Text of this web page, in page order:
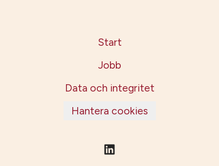
Start
Jobb
Data och integritet
Hantera cookies